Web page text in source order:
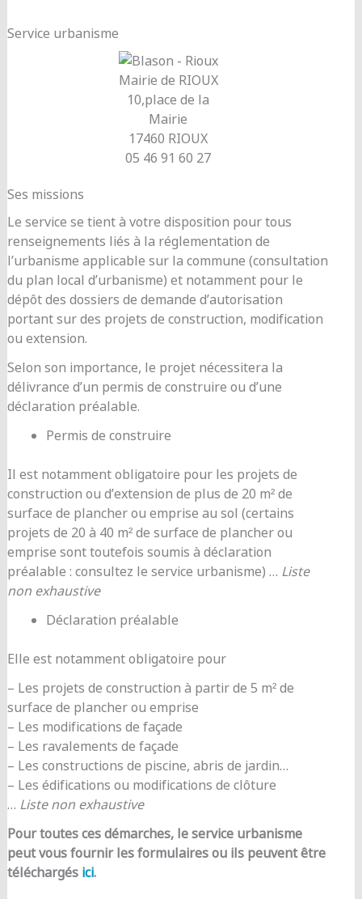
Service urbanisme
Mairie de RIOUX
10,place de la
Mairie
17460 RIOUX
05 46 91 60 27
Ses missions
Le service se tient à votre disposition pour tous
renseignements liés à la réglementation de
l’urbanisme applicable sur la commune (consultation
du plan local d’urbanisme) et notamment pour le
dépôt des dossiers de demande d’autorisation
portant sur des projets de construction, modification
ou extension.
Selon son importance, le projet nécessitera la
délivrance d’un permis de construire ou d’une
déclaration préalable.
Permis de construire
Il est notamment obligatoire pour les projets de
construction ou d’extension de plus de 20 m² de
surface de plancher ou emprise au sol (certains
projets de 20 à 40 m² de surface de plancher ou
emprise sont toutefois soumis à déclaration
préalable : consultez le service urbanisme) … Liste
non exhaustive
Déclaration préalable
Elle est notamment obligatoire pour
– Les projets de construction à partir de 5 m² de
surface de plancher ou emprise
– Les modifications de façade
– Les ravalements de façade
– Les constructions de piscine, abris de jardin…
– Les édifications ou modifications de clôture
… Liste non exhaustive
Pour toutes ces démarches, le service urbanisme
peut vous fournir les formulaires ou ils peuvent être
téléchargés ici.